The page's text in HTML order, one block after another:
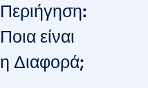
Περιήγηση:
Ποια είναι
η Διαφορά;